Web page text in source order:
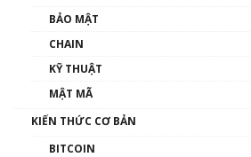
00:43:47
BẢO MẬT
CHAIN
KỸ THUẬT
MẬT MÃ
KIẾN THỨC CƠ BẢN
BITCOIN